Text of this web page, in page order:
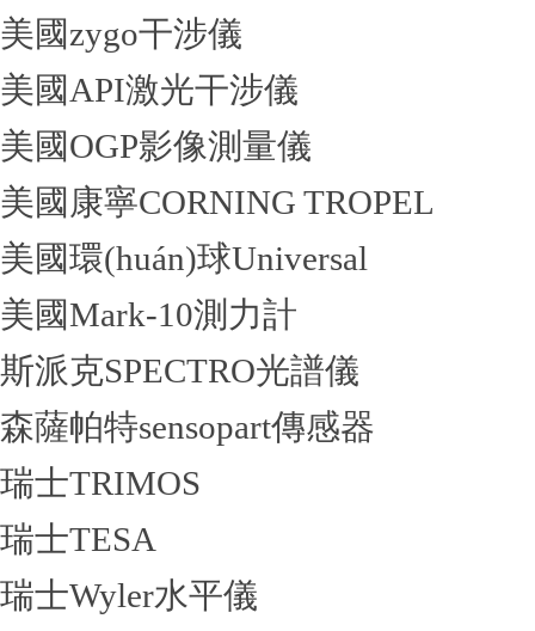
美國zygo干涉儀
美國API激光干涉儀
美國OGP影像測量儀
美國康寧CORNING TROPEL
美國環(huán)球Universal
美國Mark-10測力計
斯派克SPECTRO光譜儀
森薩帕特sensopart傳感器
瑞士TRIMOS
瑞士TESA
瑞士Wyler水平儀